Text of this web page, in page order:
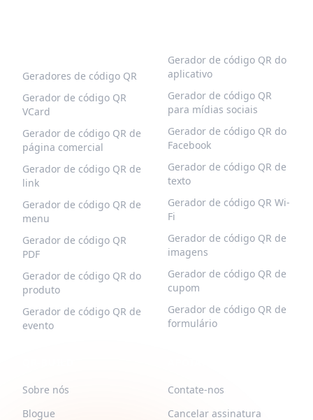
Geradores de código QR
Gerador de código QR
VCard
Gerador de código QR de
página comercial
Gerador de código QR de
link
Gerador de código QR de
menu
Gerador de código QR
PDF
Gerador de código QR do
produto
Gerador de código QR de
evento
Gerador de código QR do
aplicativo
Gerador de código QR
para mídias sociais
Gerador de código QR do
Facebook
Gerador de código QR de
texto
Gerador de código QR Wi-
Fi
Gerador de código QR de
imagens
Gerador de código QR de
cupom
Gerador de código QR de
formulário
Sobre nós
Blogue
Contate-nos
Cancelar assinatura